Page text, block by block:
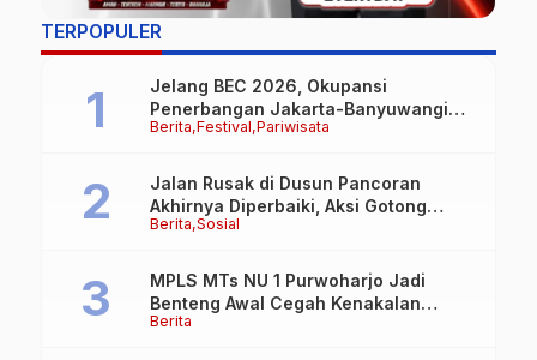
TERPOPULER
Berita Festival Pariwisata
Jelang BEC 2026, Okupansi
Penerbangan Jakarta-Banyuwangi
Tembus 90 Persen
Berita Sosial
Jalan Rusak di Dusun Pancoran
Akhirnya Diperbaiki, Aksi Gotong
Royong FRB dan Laskar Bali Shanti Jet
Berita
MPLS MTs NU 1 Purwoharjo Jadi
Benteng Awal Cegah Kenakalan
Remaja, Polsek Purwoharjo Tanamkan